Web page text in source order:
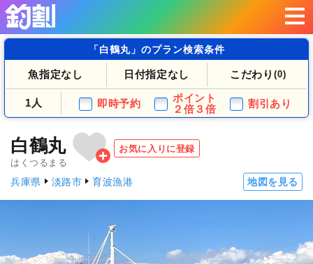
「白鶴丸」のプラン検索条件
魚指定なし 日付指定なし こだわり (0)
1人 即時予約
ポイント
２倍３倍
割引あり
白鶴丸
はくつるまる
お気に入りに登録
兵庫県 淡路市 育波漁港 地図を見る